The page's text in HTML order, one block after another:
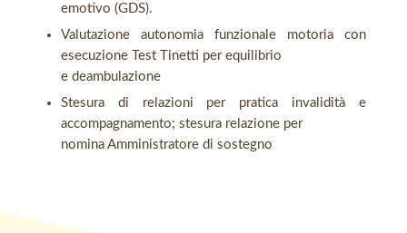
emotivo (GDS).
Valutazione autonomia funzionale motoria con
esecuzione Test Tinetti per equilibrio
e deambulazione
Stesura di relazioni per pratica invalidità e
accompagnamento; stesura relazione per
nomina Amministratore di sostegno